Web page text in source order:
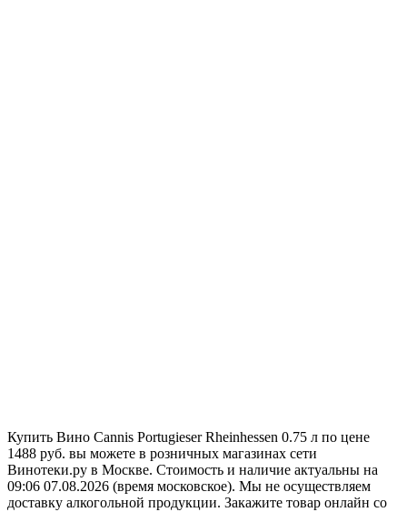
Купить Вино Cannis Portugieser Rheinhessen 0.75 л по цене
1488 руб. вы можете в розничных магазинах сети
Винотеки.ру в Москве. Стоимость и наличие актуальны на
09:06 07.08.2026 (время московское). Мы не осуществляем
доставку алкогольной продукции. Закажите товар онлайн со